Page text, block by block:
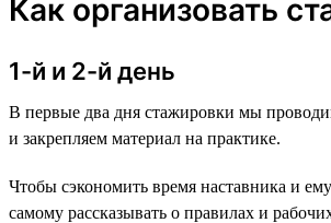
Как организовать
1-й и 2-й день
В первые два дня стажировки мы
и закрепляем материал на практике.
Чтобы сэкономить время наставника и
самому рассказывать о правилах и